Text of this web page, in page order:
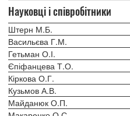
Науковці і співробітники
Штерн М.Б.
Васильєва Г.М.
Гетьман О.І.
Єпіфанцева Т.О.
Кіркова О.Г.
Кузьмов А.В.
Майданюк О.П.